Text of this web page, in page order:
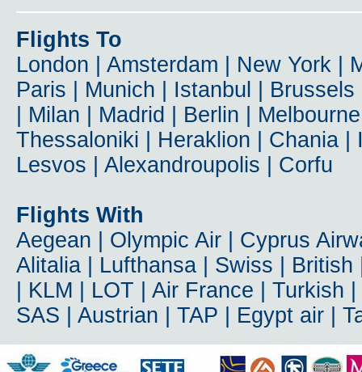
Flights To
London | Amsterdam | New York |
Paris | Munich | Istanbul |
| Milan | Madrid | Berlin |
Thessaloniki | Heraklion | Chania |
Lesvos | Alexandroupolis | Corfu
Flights With
Aegean | Olympic Air | Cyprus
Alitalia | Lufthansa | Swiss | British
| KLM | LOT | Air France | Turkish
SAS | Austrian | TAP | Egypt air |